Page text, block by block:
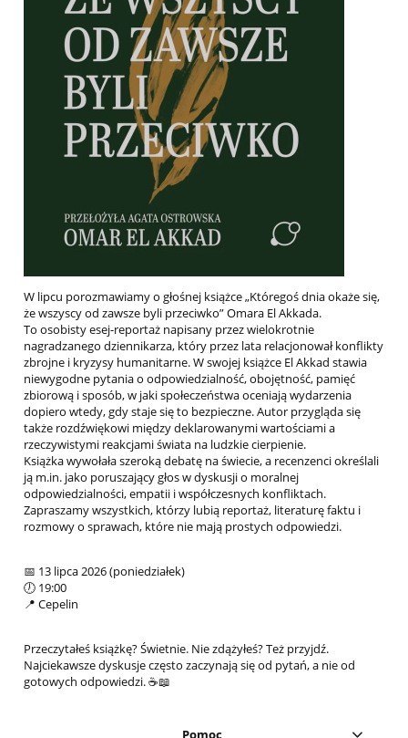
W lipcu porozmawiamy o głośnej książce „Któregoś dnia okaże się,
że wszyscy od zawsze byli przeciwko” Omara El Akkada.
To osobisty esej-reportaż napisany przez wielokrotnie
nagradzanego dziennikarza, który przez lata relacjonował konflikty
zbrojne i kryzysy humanitarne. W swojej książce El Akkad stawia
niewygodne pytania o odpowiedzialność, obojętność, pamięć
zbiorową i sposób, w jaki społeczeństwa oceniają wydarzenia
dopiero wtedy, gdy staje się to bezpieczne. Autor przygląda się
także rozdźwiękowi między deklarowanymi wartościami a
rzeczywistymi reakcjami świata na ludzkie cierpienie.
Książka wywołała szeroką debatę na świecie, a recenzenci określali
ją m.in. jako poruszający głos w dyskusji o moralnej
odpowiedzialności, empatii i współczesnych konfliktach.
Zapraszamy wszystkich, którzy lubią reportaż, literaturę faktu i
rozmowy o sprawach, które nie mają prostych odpowiedzi.
📅 13 lipca 2026 (poniedziałek)
🕖 19:00
📍 Cepelin
Przeczytałeś książkę? Świetnie. Nie zdążyłeś? Też przyjdź.
Najciekawsze dyskusje często zaczynają się od pytań, a nie od
gotowych odpowiedzi. ☕📖
Pomoc